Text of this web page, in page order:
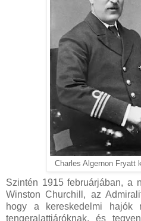
Charles Algernon Fryatt
Szintén 1915 februárjában, a
Winston Churchill, az
hogy a kereskedelmi
tengeralattjáróknak, és